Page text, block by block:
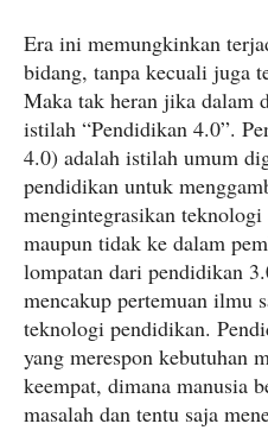
Era ini memungkinkan
bidang, tanpa kecuali juga
Maka tak heran jika dalam
istilah “Pendidikan 4.0”.
4.0) adalah istilah umum
pendidikan untuk
mengintegrasikan
maupun tidak ke dalam
lompatan dari pendidikan
mencakup pertemuan ilmu
teknologi pendidikan.
yang merespon kebutuhan
keempat, dimana manusia
masalah dan tentu saja